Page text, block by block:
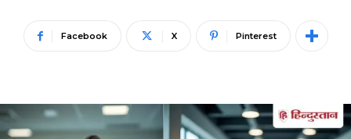
Facebook X Pinterest